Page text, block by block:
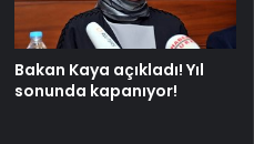
Bakan Kaya açıkladı! Yıl
sonunda kapanıyor!